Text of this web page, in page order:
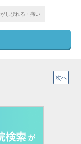
しびれる・痛い
次へ